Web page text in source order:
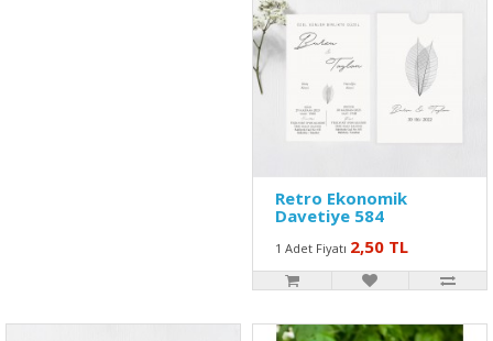
Retro Ekonomik
Davetiye 584
1 Adet Fiyatı 2,50 TL